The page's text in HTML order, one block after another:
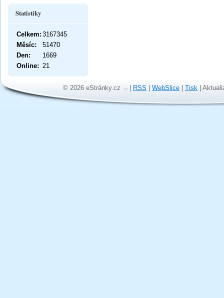
Statistiky
Online: 21
Celkem: 3167345
Měsíc:
51470
Den:
1669
© 2026 eStránky.cz | RSS | WebSlice | Tisk |